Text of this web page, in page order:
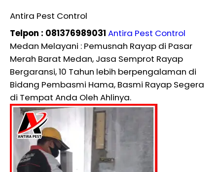
Antira Pest Control
Telpon : 081376989031 Antira Pest Control
Medan Melayani : Pemusnah Rayap di Pasar
Merah Barat Medan, Jasa Semprot Rayap
Bergaransi, 10 Tahun lebih berpengalaman di
Bidang Pembasmi Hama, Basmi Rayap Segera
di Tempat Anda Oleh Ahlinya.